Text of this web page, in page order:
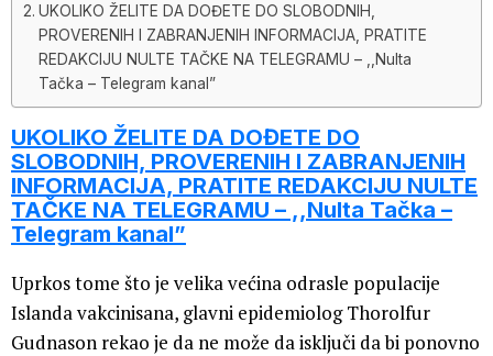
UKOLIKO ŽELITE DA DOĐETE DO SLOBODNIH,
PROVERENIH I ZABRANJENIH INFORMACIJA, PRATITE
REDAKCIJU NULTE TAČKE NA TELEGRAMU – ,,Nulta
Tačka – Telegram kanal”
UKOLIKO ŽELITE DA DOĐETE DO
SLOBODNIH, PROVERENIH I ZABRANJENIH
INFORMACIJA, PRATITE REDAKCIJU NULTE
TAČKE NA TELEGRAMU – ,,Nulta Tačka –
Telegram kanal”
Uprkos tome što je velika većina odrasle populacije
Islanda vakcinisana, glavni epidemiolog Thorolfur
Gudnason rekao je da ne može da isključi da bi ponovno